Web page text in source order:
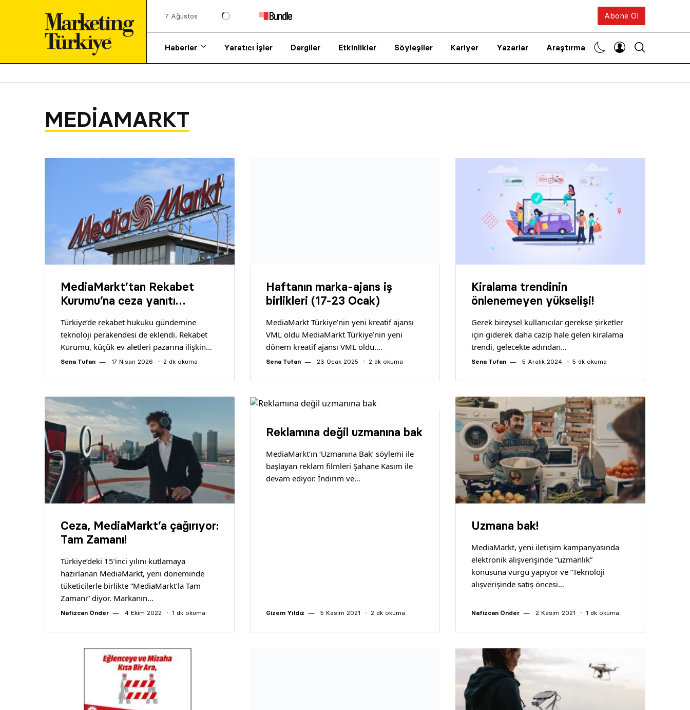
7 Ağustos Abone Ol
Haberler Yaratıcı İşler Dergiler Etkinlikler Söyleşiler Kariyer Yazarlar Araştırma
MEDIAMARKT
MediaMarkt’tan Rekabet
Kurumu’na ceza yanıtı…
Türkiye’de rekabet hukuku gündemine
teknoloji perakendesi de eklendi. Rekabet
Kurumu, küçük ev aletleri pazarına ilişkin…
Sena Tufan 17 Nisan 2026 2 dk okuma Sena Tufan 23 Ocak 2025 2 dk okuma
Kiralama trendinin
önlenemeyen yükselişi!
Gerek bireysel kullanıcılar gerekse şirketler
için giderek daha cazip hale gelen kiralama
trendi, gelecekte adından…
Sena Tufan 5 Aralık 2024 5 dk okuma
Ceza, MediaMarkt’a çağırıyor:
Tam Zamanı!
Türkiye’deki 15’inci yılını kutlamaya
hazırlanan MediaMarkt, yeni döneminde
tüketicilerle birlikte “MediaMarkt’la Tam
Zamanı” diyor. Markanın…
Nafizcan Önder 4 Ekim 2022 1 dk okuma
Reklamına değil uzmanına bak
MediaMarkt’ın ‘Uzmanına Bak’ söylemi ile
başlayan reklam filmleri Şahane Kasım ile
devam ediyor. İndirim ve…
Gizem Yıldız 5 Kasım 2021 2 dk okuma
Uzmana bak!
MediaMarkt, yeni iletişim kampanyasında
elektronik alışverişinde “uzmanlık”
konusuna vurgu yapıyor ve “Teknoloji
alışverişinde satış öncesi…
Nafizcan Önder 2 Kasım 2021 1 dk okuma